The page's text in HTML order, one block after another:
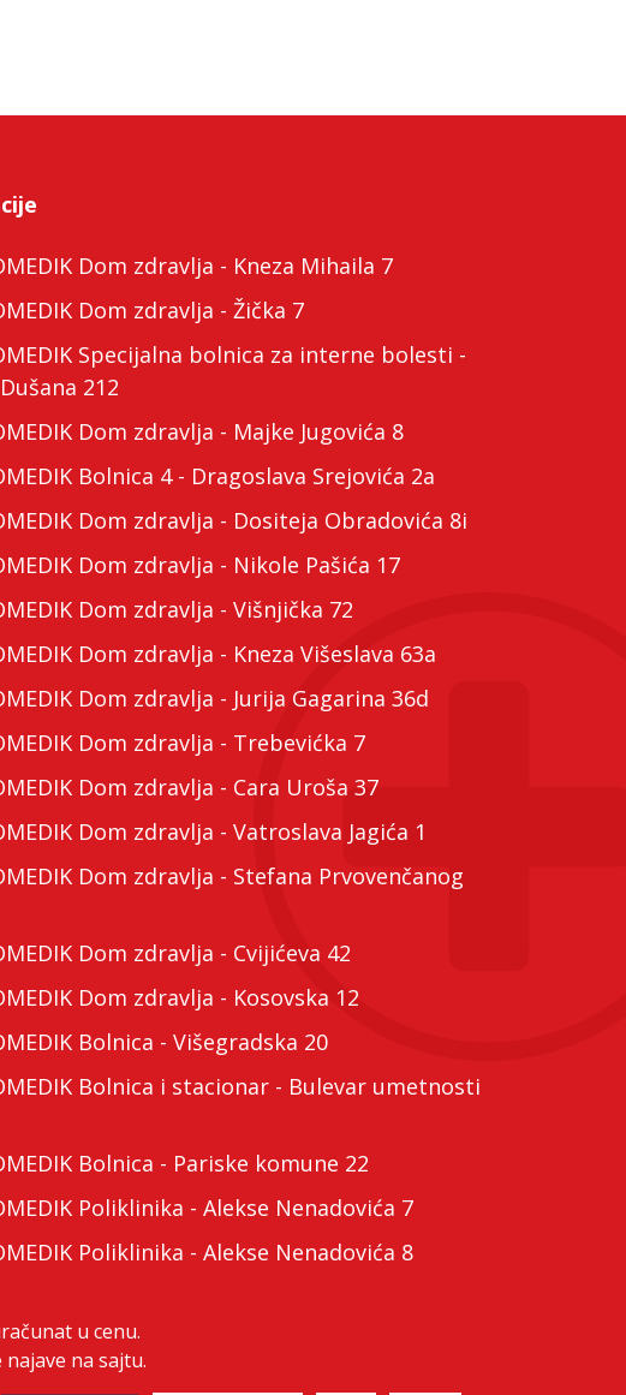
Dom zdravlja - Kneza Mihaila 7
Dom zdravlja - Žička 7
Specijalna bolnica za interne bolesti -
212
Dom zdravlja - Majke Jugovića 8
Bolnica 4 - Dragoslava Srejovića 2a
Dom zdravlja - Dositeja Obradovića 8i
Dom zdravlja - Nikole Pašića 17
Dom zdravlja - Višnjička 72
Dom zdravlja - Kneza Višeslava 63a
Dom zdravlja - Jurija Gagarina 36d
Dom zdravlja - Trebevićka 7
Dom zdravlja - Cara Uroša 37
Dom zdravlja - Vatroslava Jagića 1
Dom zdravlja - Stefana Prvovenčanog
Dom zdravlja - Cvijićeva 42
Dom zdravlja - Kosovska 12
Bolnica - Višegradska 20
Bolnica i stacionar - Bulevar umetnosti
Bolnica - Pariske komune 22
Poliklinika - Alekse Nenadovića 7
Poliklinika - Alekse Nenadovića 8
u cenu.
na sajtu.